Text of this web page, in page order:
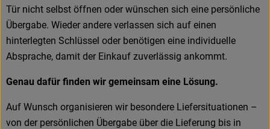
Tür nicht selbst öffnen oder wünschen sich eine persönliche
Übergabe. Wieder andere verlassen sich auf einen
hinterlegten Schlüssel oder benötigen eine individuelle
Absprache, damit der Einkauf zuverlässig ankommt.
Genau dafür finden wir gemeinsam eine Lösung.
Auf Wunsch organisieren wir besondere Liefersituationen –
von der persönlichen Übergabe über die Lieferung bis in